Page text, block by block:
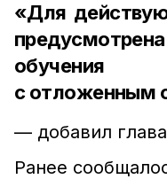
«Для
с отложенным
— добавил
Ранее